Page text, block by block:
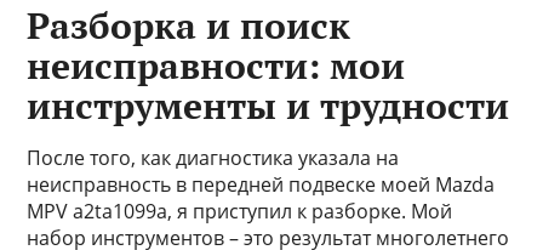
Разборка и поиск
неисправности: мои
инструменты и трудности
После того, как диагностика указала на
неисправность в передней подвеске моей Mazda
MPV a2ta1099a, я приступил к разборке. Мой
набор инструментов – это результат многолетнего